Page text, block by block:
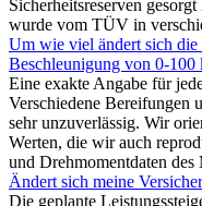
Sicherheitsreserven
wurde vom TÜV in
Um wie viel ändert sich
Beschleunigung von 0-100
Eine exakte Angabe für
Verschiedene Bereifungen
sehr unzuverlässig. Wir
Werten, die wir auch
und Drehmomentdaten des
Ändert sich meine
Die geplante